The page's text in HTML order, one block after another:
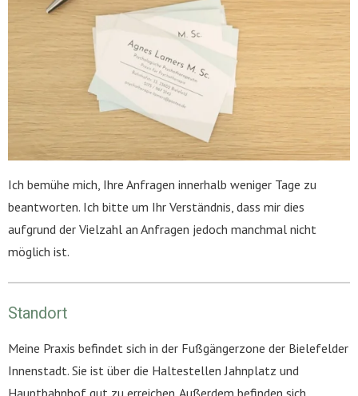
Ich bemühe mich, Ihre Anfragen innerhalb weniger Tage zu
beantworten. Ich bitte um Ihr Verständnis, dass mir dies
aufgrund der Vielzahl an Anfragen jedoch manchmal nicht
möglich ist.
Standort
Meine Praxis befindet sich in der Fußgängerzone der Bielefelder
Innenstadt. Sie ist über die Haltestellen Jahnplatz und
Hauptbahnhof gut zu erreichen. Außerdem befinden sich